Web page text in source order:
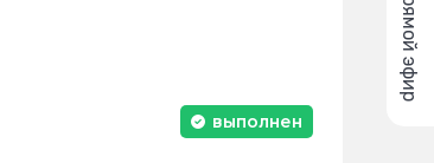
выполнен
Прямой эфир